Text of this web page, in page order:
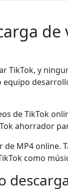
de
TikTok, y
de TikTok
ahorrador
MP4 online.
como